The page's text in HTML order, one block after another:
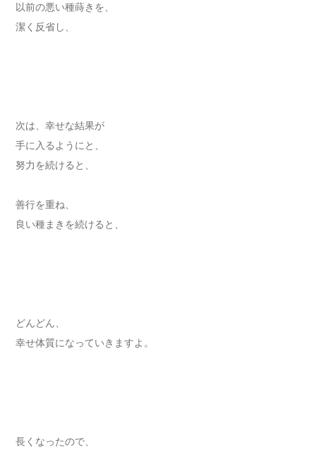
以前の悪い種蒔きを、
潔く反省し、
次は、幸せな結果が
手に入るようにと、
努力を続けると、
善行を重ね、
良い種まきを続けると、
どんどん、
幸せ体質になっていきますよ。
長くなったので、